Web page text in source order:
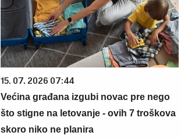
15. 07. 2026 07:44
Većina građana izgubi novac pre nego
što stigne na letovanje - ovih 7 troškova
skoro niko ne planira